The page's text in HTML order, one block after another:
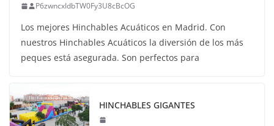
P6zwncxIdbTW0Fy3U8cBcOG
Los mejores Hinchables Acuáticos en Madrid. Con
nuestros Hinchables Acuáticos la diversión de los más
peques está asegurada. Son perfectos para
HINCHABLES GIGANTES